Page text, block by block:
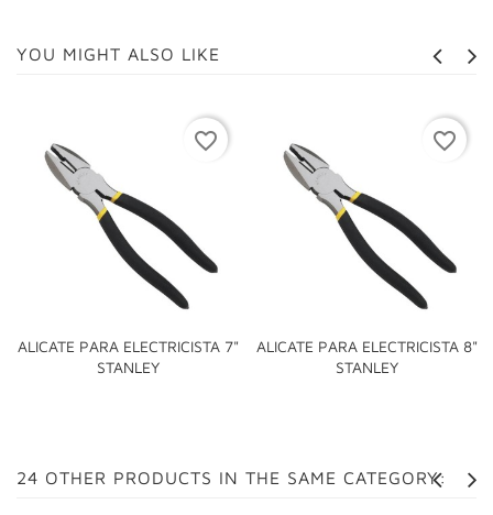
YOU MIGHT ALSO LIKE
ALICATE PARA ELECTRICISTA 7"
STANLEY
favorite_border
ALICATE PARA ELECTRICISTA 8"
STANLEY
favorite_border
24 OTHER PRODUCTS IN THE SAME CATEGORY: